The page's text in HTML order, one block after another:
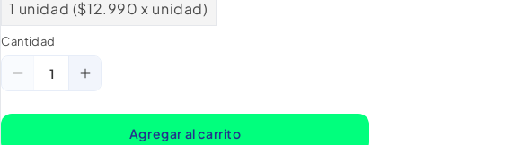
1 unidad ($12.990 x unidad)
Cantidad
Cantidad
Reducir
Aumentar
Agregar al carrito